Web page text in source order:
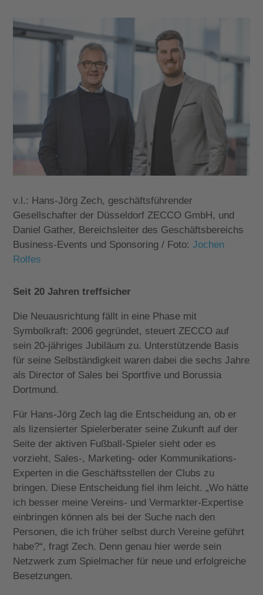
v.l.: Hans-Jörg Zech, geschäftsführender
Gesellschafter der Düsseldorf ZECCO GmbH, und
Daniel Gather, Bereichsleiter des Geschäftsbereichs
Business-Events und Sponsoring / Foto:Jochen
Rolfes
Seit 20 Jahren treffsicher
Die Neuausrichtung fällt in eine Phase mit
Symbolkraft: 2006 gegründet, steuert ZECCO auf
sein 20-jähriges Jubiläum zu. Unterstützende Basis
für seine Selbständigkeit waren dabei die sechs Jahre
als Director of Sales bei Sportfive und Borussia
Dortmund.
Für Hans-Jörg Zech lag die Entscheidung an, ob er
als lizensierter Spielerberater seine Zukunft auf der
Seite der aktiven Fußball-Spieler sieht oder es
vorzieht, Sales-, Marketing- oder Kommunikations-
Experten in die Geschäftsstellen der Clubs zu
bringen. Diese Entscheidung fiel ihm leicht. „Wo hätte
ich besser meine Vereins- und Vermarkter-Expertise
einbringen können als bei der Suche nach den
Personen, die ich früher selbst durch Vereine geführt
habe?“, fragt Zech. Denn genau hier werde sein
Netzwerk zum Spielmacher für neue und erfolgreiche
Besetzungen.